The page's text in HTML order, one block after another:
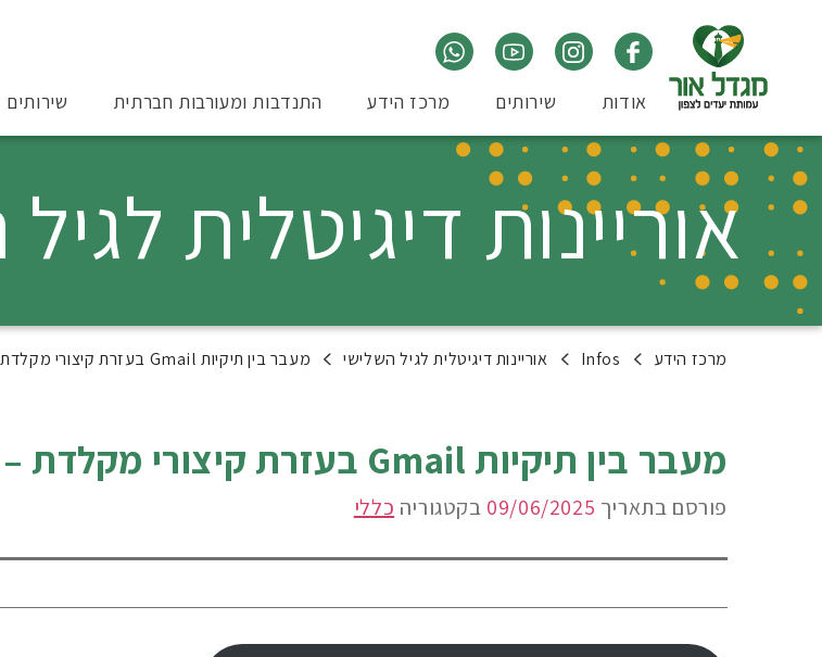
אודות שירותים מרכז הידע התנדבות ומעורבות חברתית שירותים
אוריינות דיגיטלית
מרכז הידע Infos אוריינות דיגיטלית לגיל השלישי מעבר בין תיקיות Gmail בעזרת קיצורי מקלדת – תרגול
מעבר בין תיקיות Gmail בעזרת קיצורי מקלדת – תרגול
פורסם בתאריך 09/06/2025 בקטגוריה כללי